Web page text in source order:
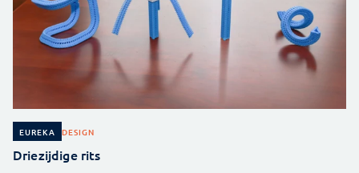
EUREKA DESIGN
Driezijdige rits